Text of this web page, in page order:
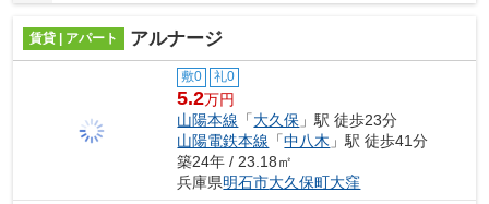
賃貸 | アパート アルナージ
敷0 礼0
5.2万円
山陽本線 「大久保 」駅 徒歩23分
山陽電鉄本線 「中八木 」駅 徒歩41分
築24年 / 23.18㎡
兵庫県明石市大久保町大窪